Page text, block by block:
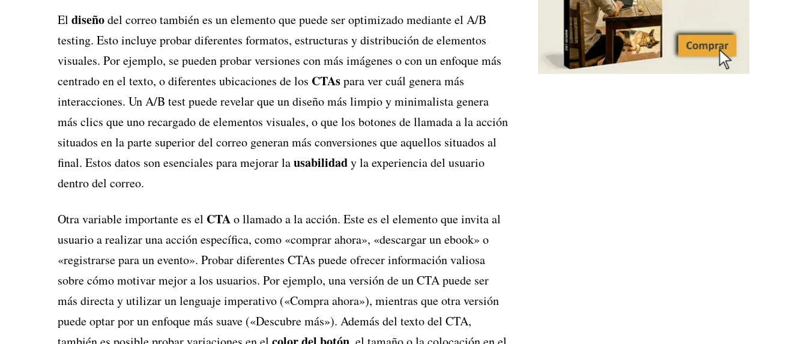
El diseñodel correo también es un elemento que puede ser optimizado mediante el A/B
testing. Esto incluye probar diferentes formatos, estructuras y distribución de elementos
visuales. Por ejemplo, se pueden probar versiones con más imágenes o con un enfoque más
centrado en el texto, o diferentes ubicaciones de los CTAspara ver cuál genera más
interacciones. Un A/B test puede revelar que un diseño más limpio y minimalista genera
más clics que uno recargado de elementos visuales, o que los botones de llamada a la acción
situados en la parte superior del correo generan más conversiones que aquellos situados al
final. Estos datos son esenciales para mejorar lausabilidady la experiencia del usuario
dentro del correo.
Otra variable importante es el CTAo llamado a la acción. Este es el elemento que invita al
usuario a realizar una acción específica, como «comprar ahora», «descargar un ebook» o
«registrarse para un evento». Probar diferentes CTAs puede ofrecer información valiosa
sobre cómo motivar mejor a los usuarios. Por ejemplo, una versión de un CTA puede ser
más directa y utilizar un lenguaje imperativo («Compra ahora»), mientras que otra versión
puede optar por un enfoque más suave («Descubre más»). Además del texto del CTA,